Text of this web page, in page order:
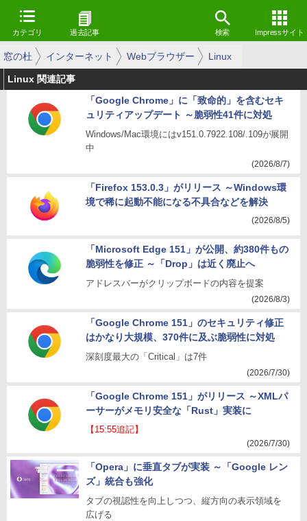
カテゴリ 過去記事 検索 Impressサイト
窓の杜 インターネット Webブラウザー Linux
Linux 関連記事
「Google Chrome」に「致命的」を含むセキ
ュリティアップデート ～脆弱性41件に対処
Windows/Mac環境にはv151.0.7922.108/.109が展開
中
(2026/8/7)
「Firefox 153.0.3」がリリース ～Windows環
境で稀に起動不能になる不具合などを解決
(2026/8/5)
「Microsoft Edge 151」が公開、約380件もの
脆弱性を修正 ～「Drop」は近く廃止へ
アドレスバーがクリップボードの内容を提案
(2026/8/3)
「Google Chrome 151」のセキュリティ修正
はかなり大規模、370件に及ぶ脆弱性に対処
深刻度最大の「Critical」は7件
(2026/7/30)
「Google Chrome 151」がリリース ～XMLパ
ーサーがメモリ安全な「Rust」実装に
【15:55追記】
(2026/7/30)
「Opera」に垂直タブが実装 ～「Google レン
ズ」統合も強化
タブの視認性を向上しつつ、縦方向の表示領域を
広げる